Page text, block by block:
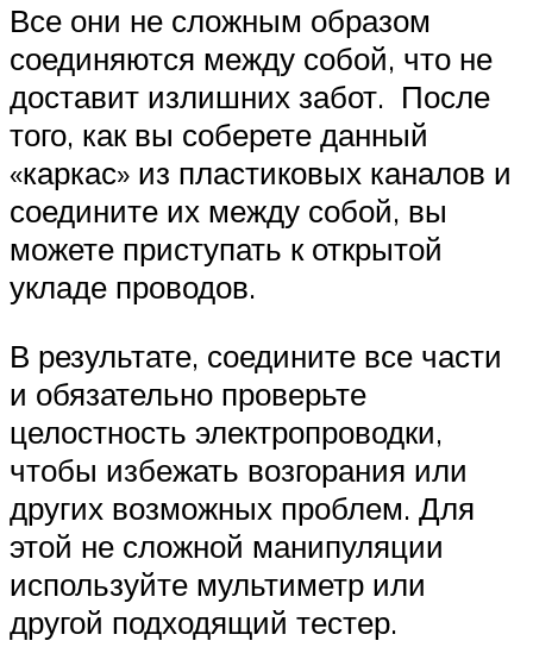
Все они не сложным образом
соединяются между собой, что не
доставит излишних забот. После
того, как вы соберете данный
«каркас» из пластиковых каналов и
соедините их между собой, вы
можете приступать к открытой
укладе проводов.
В результате, соедините все части
и обязательно проверьте
целостность электропроводки,
чтобы избежать возгорания или
других возможных проблем. Для
этой не сложной манипуляции
используйте мультиметр или
другой подходящий тестер.